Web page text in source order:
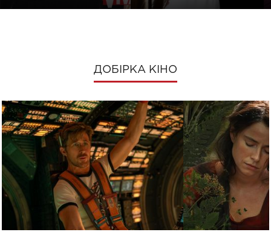
ДОБІРКА КІНО